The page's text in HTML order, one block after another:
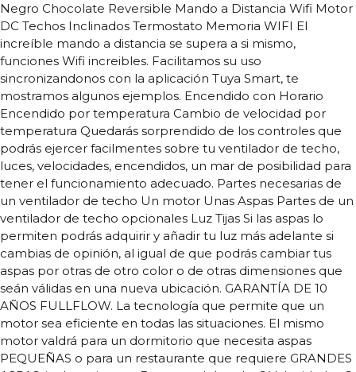
Negro Chocolate Reversible Mando a Distancia Wifi Motor
DC Techos Inclinados Termostato Memoria WIFI El
increíble mando a distancia se supera a si mismo,
funciones Wifi increibles. Facilitamos su uso
sincronizandonos con la aplicación Tuya Smart, te
mostramos algunos ejemplos. Encendido con Horario
Encendido por temperatura Cambio de velocidad por
temperatura Quedarás sorprendido de los controles que
podrás ejercer facilmentes sobre tu ventilador de techo,
luces, velocidades, encendidos, un mar de posibilidad para
tener el funcionamiento adecuado. Partes necesarias de
un ventilador de techo Un motor Unas Aspas Partes de un
ventilador de techo opcionales Luz Tijas Si las aspas lo
permiten podrás adquirir y añadir tu luz más adelante si
cambias de opinión, al igual de que podrás cambiar tus
aspas por otras de otro color o de otras dimensiones que
seán válidas en una nueva ubicación. GARANTÍA DE 10
AÑOS FULLFLOW. La tecnología que permite que un
motor sea eficiente en todas las situaciones. El mismo
motor valdrá para un dormitorio que necesita aspas
PEQUEÑAS o para un restaurante que requiere GRANDES